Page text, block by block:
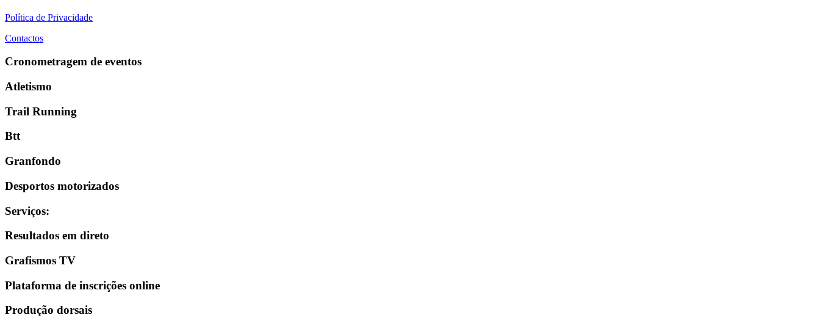
Política de Privacidade
Contactos
Cronometragem de eventos
Atletismo
Trail Running
Btt
Granfondo
Desportos motorizados
Serviços:
Resultados em direto
Grafismos TV
Plataforma de inscrições online
Produção dorsais